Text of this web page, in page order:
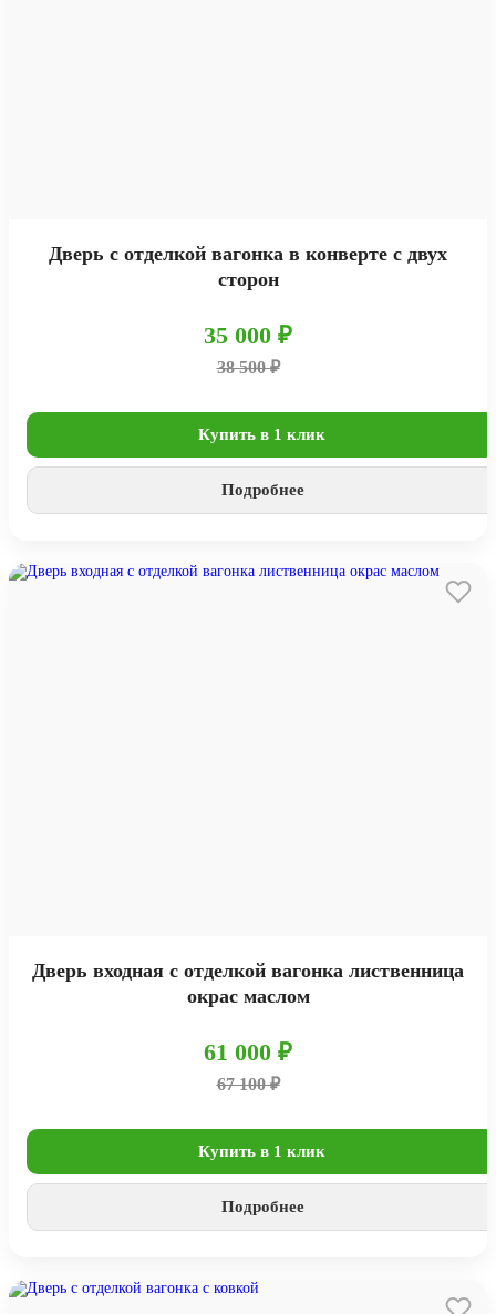
Дверь с отделкой вагонка в конверте с двух
сторон
35 000 ₽
38 500 ₽
Купить в 1 клик
Подробнее
Дверь входная с отделкой вагонка лиственница
окрас маслом
61 000 ₽
67 100 ₽
Купить в 1 клик
Подробнее